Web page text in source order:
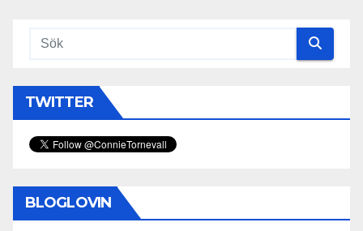
TWITTER
BLOGLOVIN